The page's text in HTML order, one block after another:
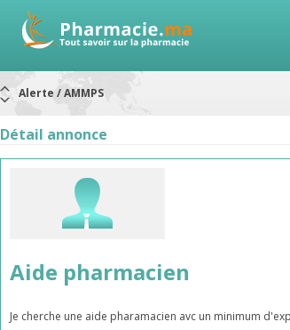
Alerte / AMMPS
ARRÊT DE COMMERCIALISATION
Rappel de lots : préparations lactées
Détail annonce
Aide pharmacien
Je cherche une aide pharamacien avc un minimum